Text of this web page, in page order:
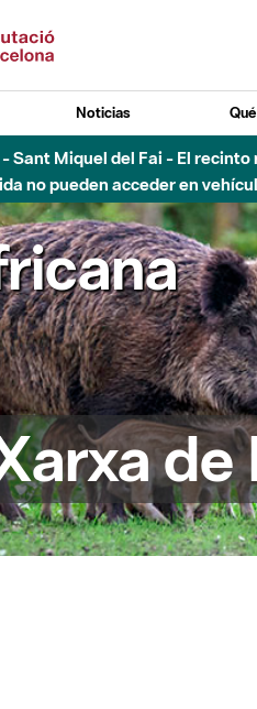
Noticias
Sant Miquel del Fai - El
no pueden acceder en